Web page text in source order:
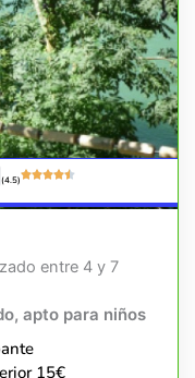
(4.5)
entre 4 y 7
apto para niños
15€